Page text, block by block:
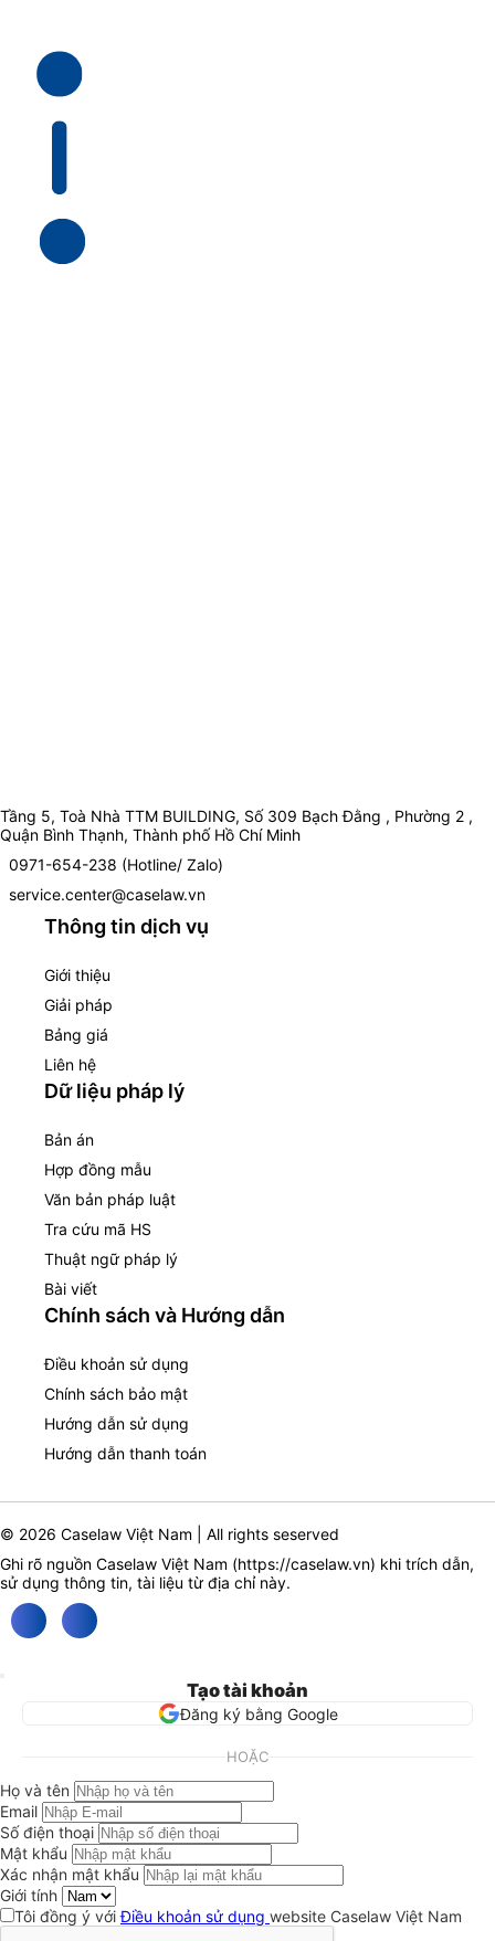
Tầng 5, Toà Nhà TTM BUILDING, Số 309 Bạch Đằng , Phường 2 ,
Quận Bình Thạnh, Thành phố Hồ Chí Minh
0971-654-238 (Hotline/ Zalo)
service.center@caselaw.vn
Thông tin dịch vụ
Giới thiệu
Giải pháp
Bảng giá
Liên hệ
Dữ liệu pháp lý
Bản án
Hợp đồng mẫu
Văn bản pháp luật
Tra cứu mã HS
Thuật ngữ pháp lý
Bài viết
Chính sách và Hướng dẫn
Điều khoản sử dụng
Chính sách bảo mật
Hướng dẫn sử dụng
Hướng dẫn thanh toán
© 2026 Caselaw Việt Nam | All rights seserved
Ghi rõ nguồn Caselaw Việt Nam (https://caselaw.vn) khi trích dẫn,
sử dụng thông tin, tài liệu từ địa chỉ này.
Tạo tài khoản
Đăng ký bằng Google
HOẶC
Họ và tên
Email
Số điện thoại
Mật khẩu
Xác nhận mật khẩu
Giới tính
Tôi đồng ý vớiĐiều khoản sử dụng website Caselaw Việt Nam